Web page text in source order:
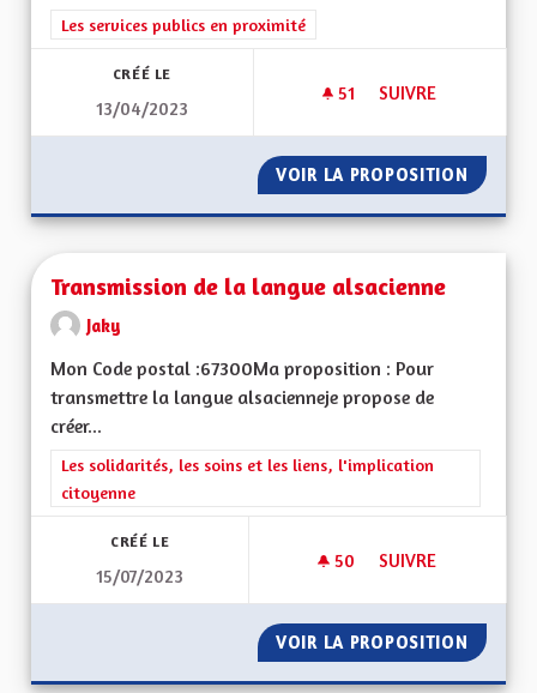
Filtrer les résultats de la catégorie : Les services publics en
Les services publics en proximité
CRÉÉ LE
13/04/2023
51 51 ABONNÉS
SUIVRE
VOIR LA PROPOSITION
Transmission de la langue alsacienne
Jaky
Mon Code postal :67300Ma proposition : Pour
transmettre la langue alsacienneje propose de
créer...
Filtrer les résultats de la catégorie : Les solidarités, les soins
Les solidarités, les soins et les liens, l'implication
citoyenne
CRÉÉ LE
15/07/2023
50 50 ABONNÉS
SUIVRE
VOIR LA PROPOSITION